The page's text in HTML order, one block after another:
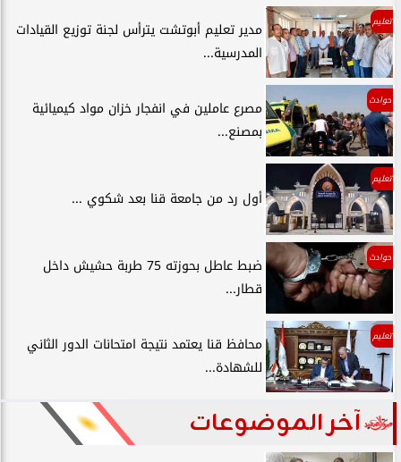
تعليم
مدير تعليم أبوتشت يترأس لجنة توزيع القيادات
المدرسية...
حوادث
مصرع عاملين في انفجار خزان مواد كيميائية
بمصنع...
تعليم
أول رد من جامعة قنا بعد شكوي ...
حوادث
ضبط عاطل بحوزته 75 طربة حشيش داخل
قطار...
تعليم
محافظ قنا يعتمد نتيجة امتحانات الدور الثاني
للشهادة...
آخر الموضوعات